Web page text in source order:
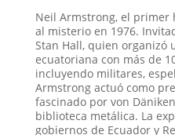
Neil Armstrong, el primer
al misterio en 1976.
Stan Hall, quien organizó
ecuatoriana con más de
incluyendo militares,
Armstrong actuó como
fascinado por von
biblioteca metálica. La
gobiernos de Ecuador y